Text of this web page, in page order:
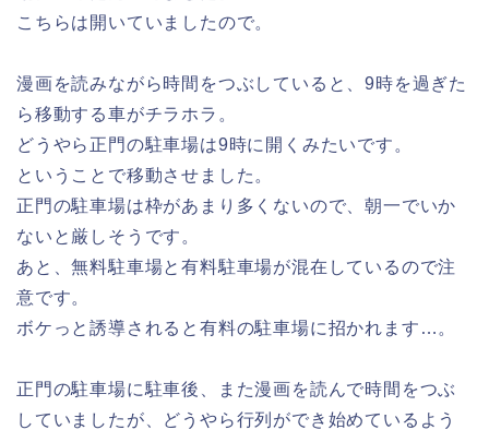
こちらは開いていましたので。
漫画を読みながら時間をつぶしていると、9時を過ぎた
ら移動する車がチラホラ。
どうやら正門の駐車場は9時に開くみたいです。
ということで移動させました。
正門の駐車場は枠があまり多くないので、朝一でいか
ないと厳しそうです。
あと、無料駐車場と有料駐車場が混在しているので注
意です。
ボケっと誘導されると有料の駐車場に招かれます…。
正門の駐車場に駐車後、また漫画を読んで時間をつぶ
していましたが、どうやら行列ができ始めているよう